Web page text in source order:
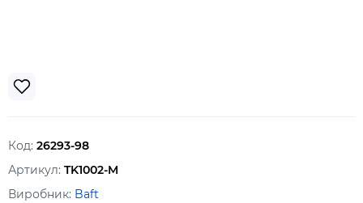
Код: 26293-98
Артикул: TK1002-M
Виробник: Baft